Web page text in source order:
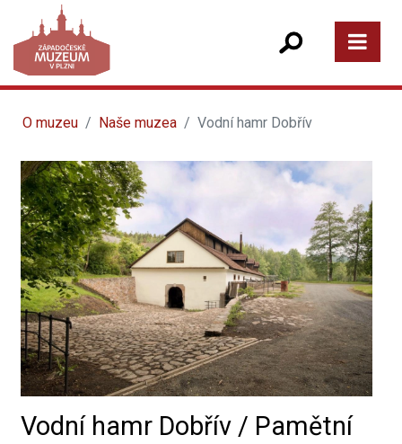
O muzeu Naše muzea Vodní hamr Dobřív
Vodní hamr Dobřív / Pamětní